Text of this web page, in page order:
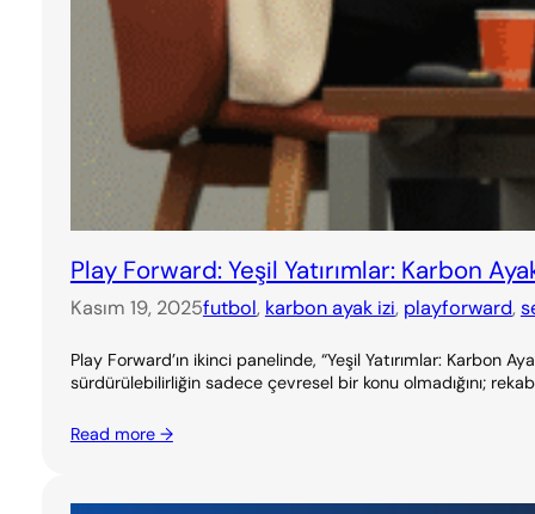
Play Forward: Yeşil Yatırımlar: Karbon
Kasım 19, 2025futbol, karbon ayak izi, playforward,
Play Forward’ın ikinci panelinde, “Yeşil Yatırımlar:
sürdürülebilirliğin sadece çevresel bir konu olmadığını;
Read more →